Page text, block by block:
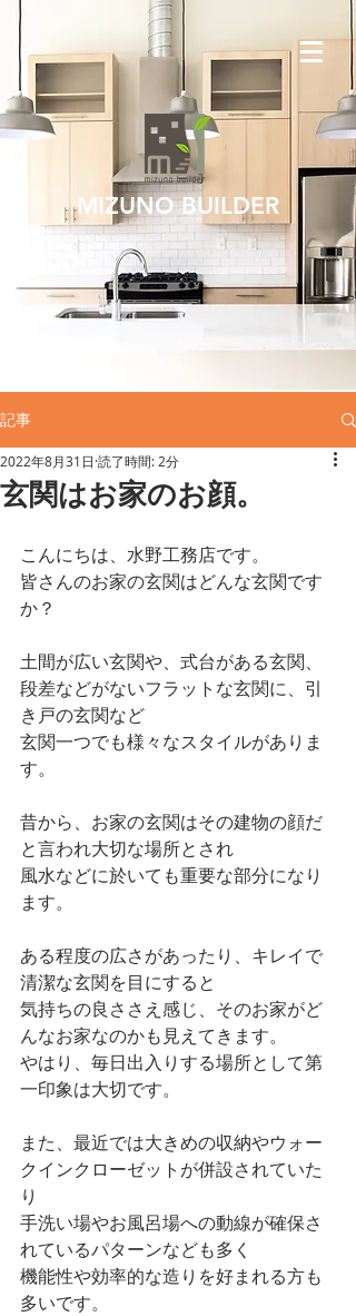
記事
玄関はお家のお顔。
2022年8月31日 読了時間: 2分
こんにちは、水野工務店です。
皆さんのお家の玄関はどんな玄関です
か？
土間が広い玄関や、式台がある玄関、
段差などがないフラットな玄関に、引
き戸の玄関など
玄関一つでも様々なスタイルがありま
す。
昔から、お家の玄関はその建物の顔だ
と言われ大切な場所とされ
風水などに於いても重要な部分になり
ます。
ある程度の広さがあったり、キレイで
清潔な玄関を目にすると
気持ちの良ささえ感じ、そのお家がど
んなお家なのかも見えてきます。
やはり、毎日出入りする場所として第
一印象は大切です。
また、最近では大きめの収納やウォー
クインクローゼットが併設されていた
り
手洗い場やお風呂場への動線が確保さ
れているパターンなども多く
機能性や効率的な造りを好まれる方も
多いです。
MIZUNO BUILDER